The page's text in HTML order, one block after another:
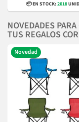
📦 EN STOCK:2018
NOVEDADES
TUS REGALOS
Novedad